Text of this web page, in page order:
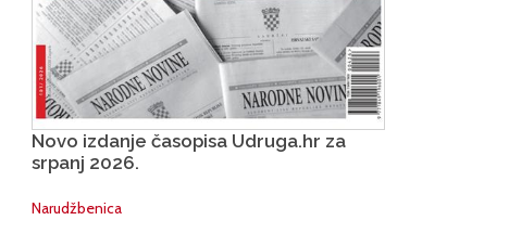
Novo izdanje časopisa Udruga.hr za
srpanj 2026.
Narudžbenica